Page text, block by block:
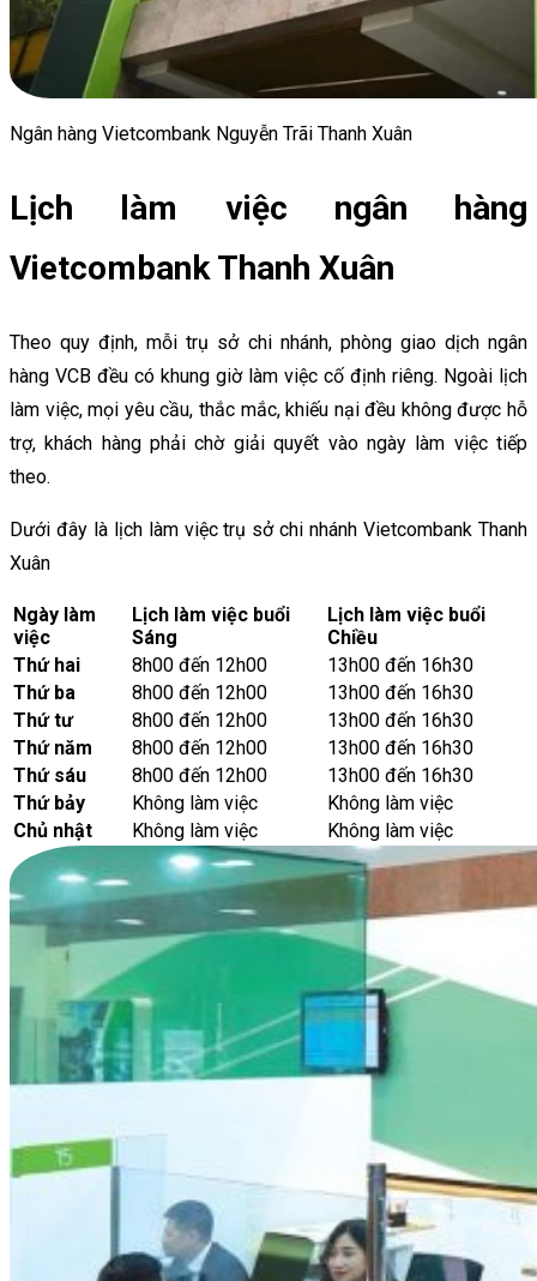
Ngân hàng Vietcombank Nguyễn Trãi Thanh Xuân
Lịch làm việc ngân hàng
Vietcombank Thanh Xuân
Theo quy định, mỗi trụ sở chi nhánh, phòng giao dịch ngân
hàng VCB đều có khung giờ làm việc cố định riêng. Ngoài lịch
làm việc, mọi yêu cầu, thắc mắc, khiếu nại đều không được hỗ
trợ, khách hàng phải chờ giải quyết vào ngày làm việc tiếp
theo.
Dưới đây là lịch làm việc trụ sở chi nhánh Vietcombank Thanh
Xuân
Ngày làm
việc
Lịch làm việc buổi
Sáng
Lịch làm việc buổi
Chiều
Thứ hai
8h00 đến 12h00
13h00 đến 16h30
Thứ ba
8h00 đến 12h00
13h00 đến 16h30
Thứ tư
8h00 đến 12h00
13h00 đến 16h30
Thứ năm
8h00 đến 12h00
13h00 đến 16h30
Thứ sáu
8h00 đến 12h00
13h00 đến 16h30
Thứ bảy
Không làm việc
Không làm việc
Chủ nhật
Không làm việc Không làm việc